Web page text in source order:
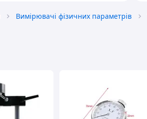
Вимірювачі фізичних параметрів